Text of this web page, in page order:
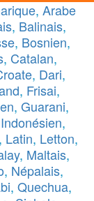
, Arabe
, Balinais,
, Bosnien,
, Catalan,
, Dari,
, Frisai,
, Guarani,
Indonésien,
Latin, Letton,
, Maltais,
, Népalais,
, Quechua,